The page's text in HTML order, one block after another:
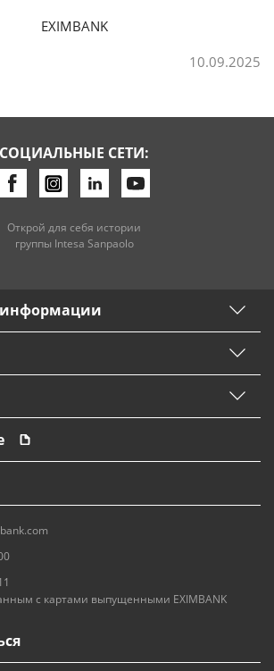
EXIMBANK
10.09.2025
СОЦИАЛЬНЫЕ СЕТИ:
Открой для себя истории
группы Intesa Sanpaolo
с картами выпущенными EXIMBANK